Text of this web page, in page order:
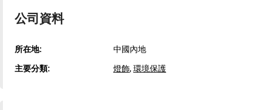
公司資料
所在地: 中國內地
主要分類: 燈飾, 環境保護